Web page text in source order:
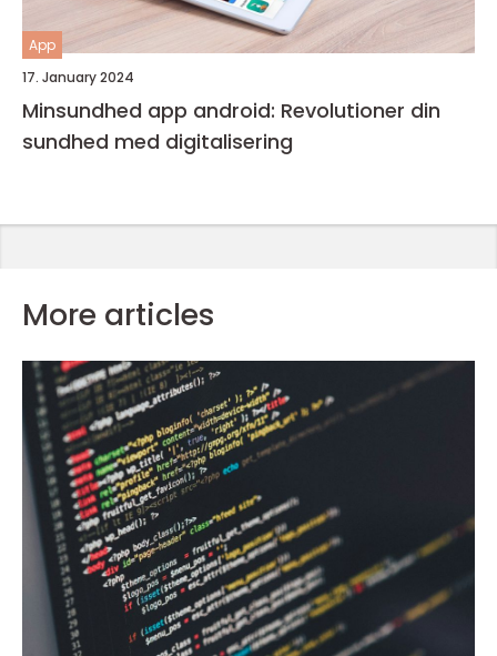
App
17. January 2024
Minsundhed app android: Revolutioner din
sundhed med digitalisering
More articles